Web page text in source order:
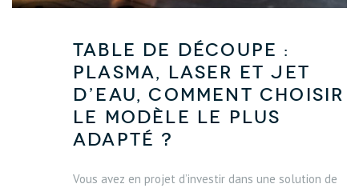
Table de découpe :
plasma, laser et jet
d’eau, comment choisir
le modèle le plus
adapté ?
Vous avez en projet d’investir dans une solution de